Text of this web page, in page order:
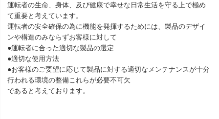
運転者の生命、身体、及び健康で幸せな日常生活を守る上で極め
て重要と考えています。
運転者の安全確保の為に機能を発揮するためには、製品のデザイ
ンや構造のみならずお客様に対して
●運転者に合った適切な製品の選定
●適切な使用方法
●お客様のご要望に応じて製品に対する適切なメンテナンスが十分
行われる環境の整備これらが必要不可欠
であると考えております。